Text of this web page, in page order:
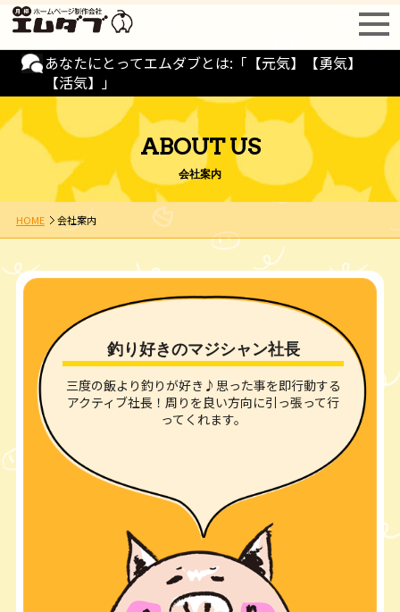
あなたにとってエムダブとは:「【元気】【勇気】
【活気】」
ABOUT US
会社案内
HOME 会社案内
釣り好きのマジシャン社長
三度の飯より釣りが好き♪思った事を即行動する
アクティブ社長！周りを良い方向に引っ張って行
ってくれます。